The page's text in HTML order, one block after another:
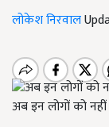
लोकेश निरवाल
अब इन लोगों को